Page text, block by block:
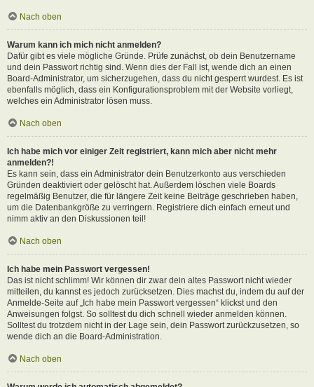
Nach oben
Warum kann ich mich nicht anmelden?
Dafür gibt es viele mögliche Gründe. Prüfe zunächst, ob dein Benutzername
und dein Passwort richtig sind. Wenn dies der Fall ist, wende dich an einen
Board-Administrator, um sicherzugehen, dass du nicht gesperrt wurdest. Es ist
ebenfalls möglich, dass ein Konfigurationsproblem mit der Website vorliegt,
welches ein Administrator lösen muss.
Nach oben
Ich habe mich vor einiger Zeit registriert, kann mich aber nicht mehr
anmelden?!
Es kann sein, dass ein Administrator dein Benutzerkonto aus verschieden
Gründen deaktiviert oder gelöscht hat. Außerdem löschen viele Boards
regelmäßig Benutzer, die für längere Zeit keine Beiträge geschrieben haben,
um die Datenbankgröße zu verringern. Registriere dich einfach erneut und
nimm aktiv an den Diskussionen teil!
Nach oben
Ich habe mein Passwort vergessen!
Das ist nicht schlimm! Wir können dir zwar dein altes Passwort nicht wieder
mitteilen, du kannst es jedoch zurücksetzen. Dies machst du, indem du auf der
Anmelde-Seite auf „Ich habe mein Passwort vergessen“ klickst und den
Anweisungen folgst. So solltest du dich schnell wieder anmelden können.
Solltest du trotzdem nicht in der Lage sein, dein Passwort zurückzusetzen, so
wende dich an die Board-Administration.
Nach oben